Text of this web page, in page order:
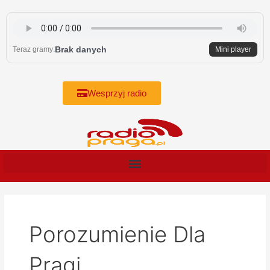
content
Teraz gramy:Brak danych Mini player
Wesprzyj radio
Porozumienie Dla